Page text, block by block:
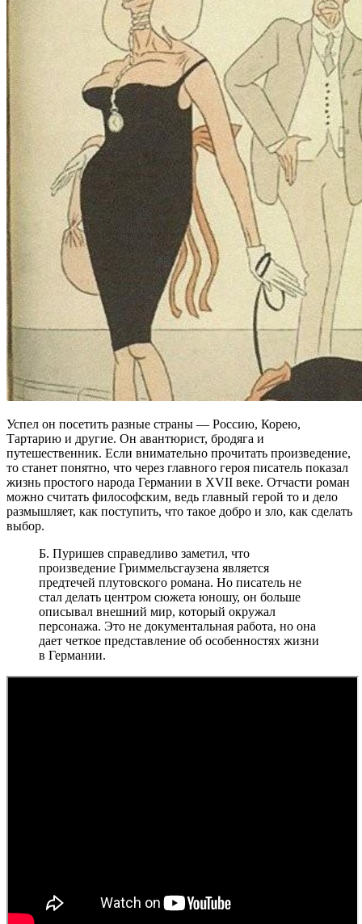
Успел он посетить разные страны — Россию, Корею,
Тартарию и другие. Он авантюрист, бродяга и
путешественник. Если внимательно прочитать произведение,
то станет понятно, что через главного героя писатель показал
жизнь простого народа Германии в XVII веке. Отчасти роман
можно считать философским, ведь главный герой то и дело
размышляет, как поступить, что такое добро и зло, как сделать
выбор.
Б. Пуришев справедливо заметил, что
произведение Гриммельсгаузена является
предтечей плутовского романа. Но писатель не
стал делать центром сюжета юношу, он больше
описывал внешний мир, который окружал
персонажа. Это не документальная работа, но она
дает четкое представление об особенностях жизни
в Германии.